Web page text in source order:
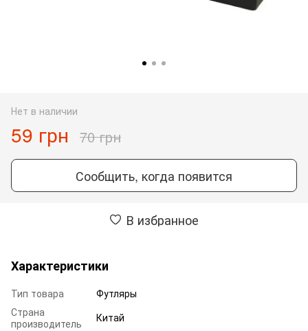
Нет в наличии
59 грн 70 грн
Сообщить, когда появится
В избранное
Характеристики
Тип товара
Футляры
Страна
производитель
Китай